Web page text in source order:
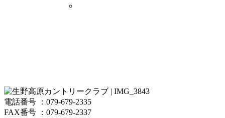
電話番号 ：079-679-2335
FAX番号 ：079-679-2337